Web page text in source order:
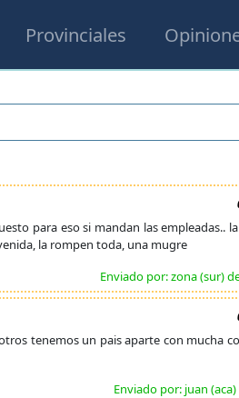
Provinciales
para eso si mandan las empleadas..
la rompen toda, una mugre
Enviado por: zona (sur)
tenemos un pais aparte con mucha
Enviado por: juan